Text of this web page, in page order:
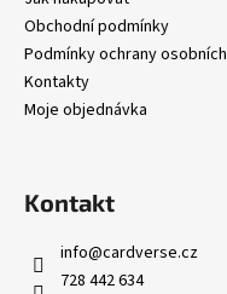
Obchodní podmínky
Podmínky ochrany
Kontakty
Moje objednávka
Kontakt
info@cardverse.cz
728 442 634